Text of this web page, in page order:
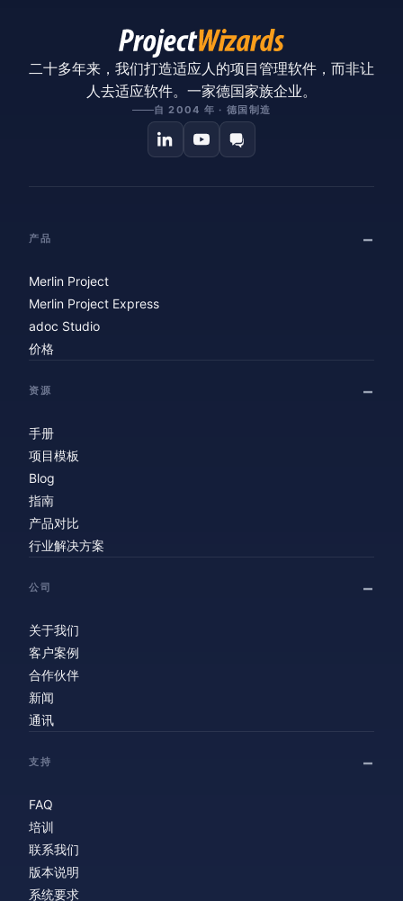
二十多年来，我们打造适应人的项目管理软件，而非让
人去适应软件。一家德国家族企业。
自 2004 年 · 德国制造
产品
Merlin Project
Merlin Project Express
adoc Studio
价格
资源
手册
项目模板
Blog
指南
产品对比
行业解决方案
公司
关于我们
客户案例
合作伙伴
新闻
通讯
支持
FAQ
培训
联系我们
版本说明
系统要求